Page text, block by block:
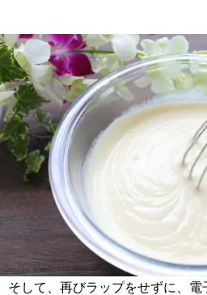
そして、再びラップをせずに、